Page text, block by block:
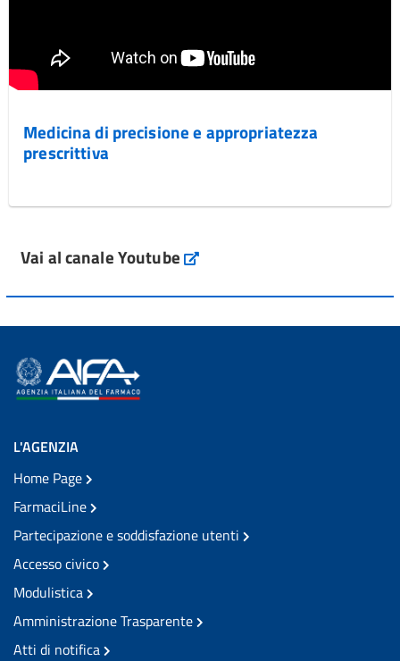
Medicina di precisione e appropriatezza
prescrittiva
Vai al canale Youtube
L'AGENZIA
Home Page
FarmaciLine
Partecipazione e soddisfazione utenti
Accesso civico
Modulistica
Amministrazione Trasparente
Atti di notifica